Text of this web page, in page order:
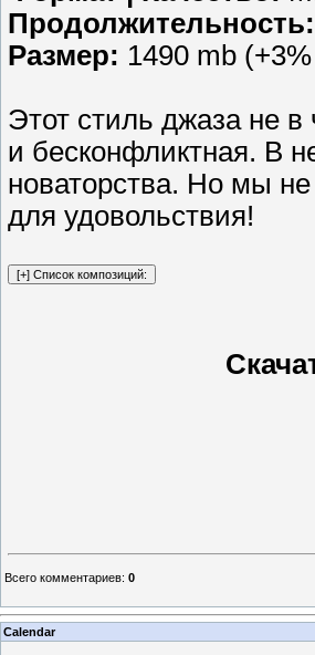
Продолжительность:
Размер: 1490 mb
Этот стиль джаза не
и бесконфликтная. В
новаторства. Но мы
для удовольствия!
Всего комментариев: 0
Calendar